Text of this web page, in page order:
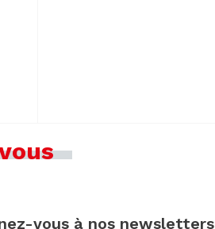
vous à nos newsletters